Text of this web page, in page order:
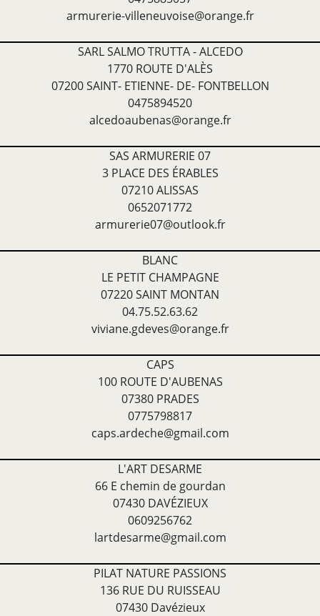
armurerie-villeneuvoise@orange.fr
SARL SALMO TRUTTA - ALCEDO
1770 ROUTE D'ALÈS
07200 SAINT- ETIENNE- DE- FONTBELLON
0475894520
alcedoaubenas@orange.fr
SAS ARMURERIE 07
3 PLACE DES ÉRABLES
07210 ALISSAS
0652071772
armurerie07@outlook.fr
BLANC
LE PETIT CHAMPAGNE
07220 SAINT MONTAN
04.75.52.63.62
viviane.gdeves@orange.fr
CAPS
100 ROUTE D'AUBENAS
07380 PRADES
0775798817
caps.ardeche@gmail.com
L'ART DESARME
66 E chemin de gourdan
07430 DAVÉZIEUX
0609256762
lartdesarme@gmail.com
PILAT NATURE PASSIONS
136 RUE DU RUISSEAU
07430 Davézieux